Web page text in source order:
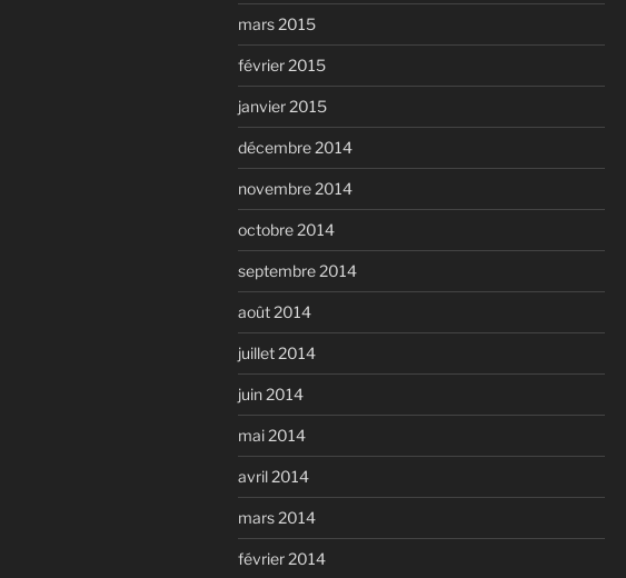
mars 2015
février 2015
janvier 2015
décembre 2014
novembre 2014
octobre 2014
septembre 2014
août 2014
juillet 2014
juin 2014
mai 2014
avril 2014
mars 2014
février 2014